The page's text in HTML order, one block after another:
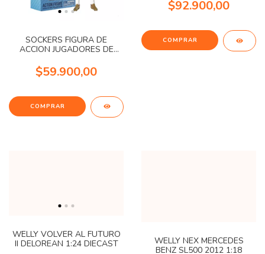
SOCKERS FIGURA DE
ACCION JUGADORES DE
$59.900,00
COMPRAR
$92.900,00
WELLY VOLVER AL FUTURO
II DELOREAN 1:24 DIECAST
WELLY NEX MERCEDES
BENZ SL500 2012 1:18